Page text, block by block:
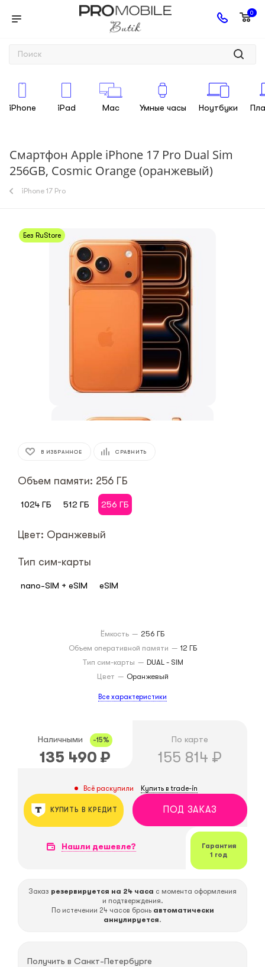
0
iPhone iPad Mac Умные часы Ноутбуки
Смартфон Apple iPhone 17 Pro Dual Sim
256GB, Cosmic Orange (оранжевый)
iPhone 17 Pro
Без RuStore
В ИЗБРАННОЕ СРАВНИТЬ
Объем памяти: 256 ГБ
1024 ГБ 512 ГБ 256 ГБ
Цвет: Оранжевый
Тип сим-карты
nano-SIM + eSIM eSIM
Ёмкость — 256 ГБ
Объем оперативной памяти — 12 ГБ
Тип сим-карты — DUAL - SIM
Цвет — Оранжевый
Все характеристики
Наличными -15%
135 490 ₽
По карте
155 814 ₽
Всё раскупили Купить в trade-in
ПОД ЗАКАЗ
КУПИТЬ В КРЕДИТ
Нашли дешевле?
Гарантия
1 год
Заказ резервируется на 24 часа с момента оформления
и подтверждения.
По истечении 24 часов бронь автоматически
аннулируется.
Получить в Санкт-Петербурге